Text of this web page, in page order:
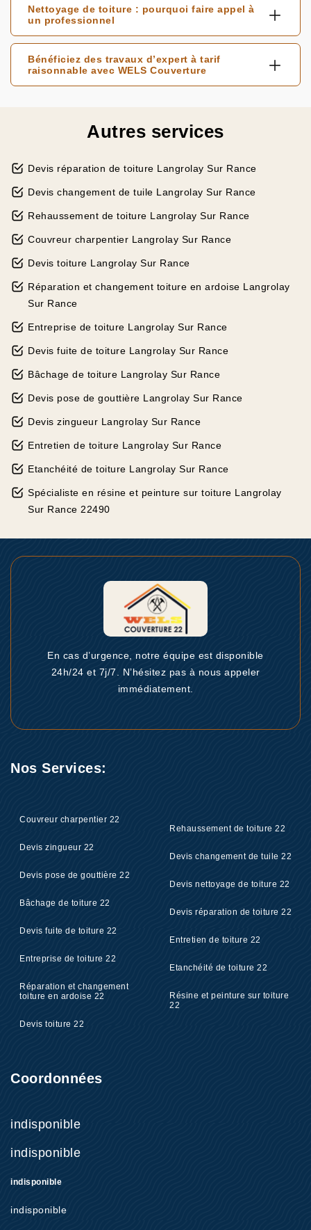
Nettoyage de toiture : pourquoi faire appel à
un professionnel
Bénéficiez des travaux d’expert à tarif
raisonnable avec WELS Couverture
Autres services
Devis réparation de toiture Langrolay Sur Rance
Devis changement de tuile Langrolay Sur Rance
Rehaussement de toiture Langrolay Sur Rance
Couvreur charpentier Langrolay Sur Rance
Devis toiture Langrolay Sur Rance
Réparation et changement toiture en ardoise Langrolay
Sur Rance
Entreprise de toiture Langrolay Sur Rance
Devis fuite de toiture Langrolay Sur Rance
Bâchage de toiture Langrolay Sur Rance
Devis pose de gouttière Langrolay Sur Rance
Devis zingueur Langrolay Sur Rance
Entretien de toiture Langrolay Sur Rance
Etanchéité de toiture Langrolay Sur Rance
Spécialiste en résine et peinture sur toiture Langrolay
Sur Rance 22490
En cas d’urgence, notre équipe est disponible
24h/24 et 7j/7. N’hésitez pas à nous appeler
immédiatement.
Nos Services:
Couvreur charpentier 22
Devis zingueur 22
Devis pose de gouttière 22
Bâchage de toiture 22
Devis fuite de toiture 22
Entreprise de toiture 22
Réparation et changement
toiture en ardoise 22
Devis toiture 22
Rehaussement de toiture 22
Devis changement de tuile 22
Devis nettoyage de toiture 22
Devis réparation de toiture 22
Entretien de toiture 22
Etanchéité de toiture 22
Résine et peinture sur toiture
22
Coordonnées
indisponible
indisponible
indisponible
indisponible